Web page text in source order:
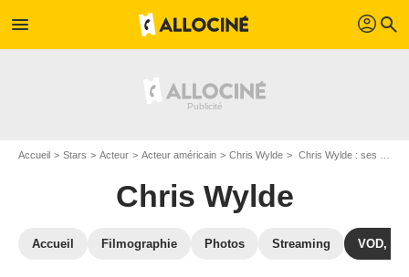
menu profil search
Accueil Stars Acteur Acteur américain Chris Wylde Chris Wylde : ses Blu-Ray, DVD, VOD, SVOD
Chris Wylde
Accueil Filmographie Photos Streaming VOD,